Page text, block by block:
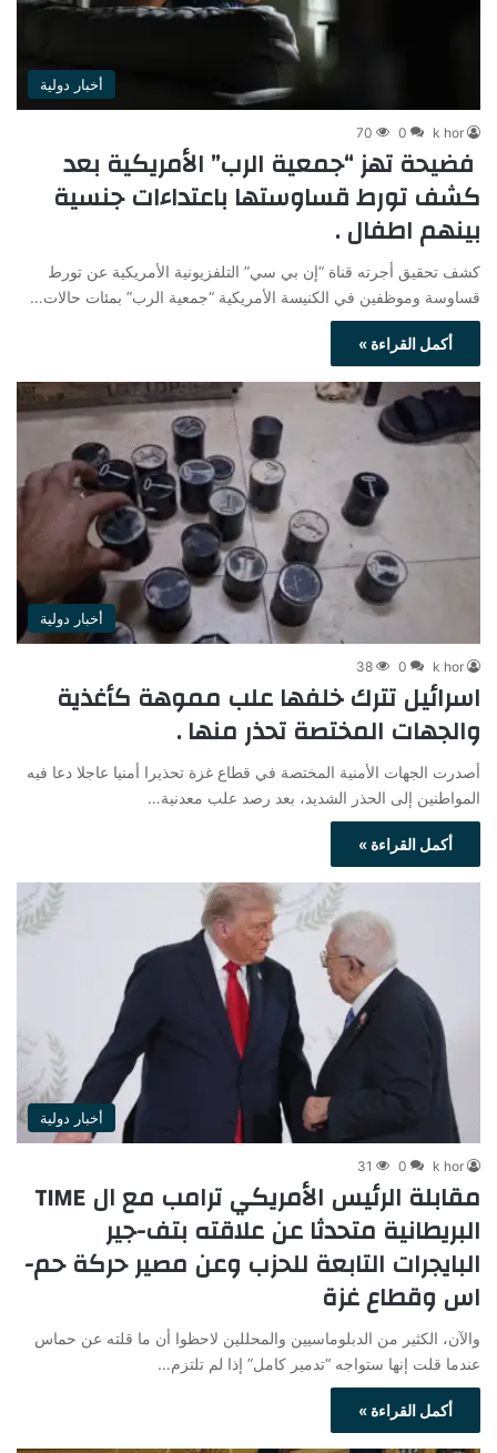
أخبار دولية
k hor
0
70
فضيحة تهز “جمعية الرب” الأمريكية بعد
كشف تورط قساوستها باعتداءات جنسية
بينهم اطفال .
كشف تحقيق أجرته قناة “إن بي سي” التلفزيونية الأمريكية عن تورط
قساوسة وموظفين في الكنيسة الأمريكية “جمعية الرب” بمئات حالات…
أكمل القراءة »
أخبار دولية
k hor
0
38
اسرائيل تترك خلفها علب مموهة كأغذية
والجهات المختصة تحذر منها .
أصدرت الجهات الأمنية المختصة في قطاع غزة تحذيرا أمنيا عاجلا دعا فيه
المواطنين إلى الحذر الشديد، بعد رصد علب معدنية…
أكمل القراءة »
أخبار دولية
k hor
0
31
مقابلة الرئيس الأمريكي ترامب مع ال TIME
البريطانية متحدثا عن علاقته بتف-جير
البايجرات التابعة للحزب وعن مصير حركة حم-
اس وقطاع غزة
والآن، الكثير من الدبلوماسيين والمحللين لاحظوا أن ما قلته عن حماس
عندما قلت إنها ستواجه “تدمير كامل” إذا لم تلتزم…
أكمل القراءة »